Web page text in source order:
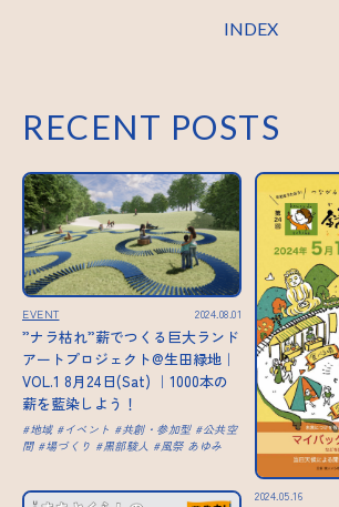
INDEX
RECENT POSTS
EVENT 2024.08.01
”ナラ枯れ”薪でつくる巨大ランド
アートプロジェクト@生田緑地｜
VOL.1 8月24日(Sat) ｜1000本の
薪を藍染しよう！
地域 イベント 共創・参加型
公共空
間
場づくり 黒部駿人 風祭 あゆみ
2024.05.16